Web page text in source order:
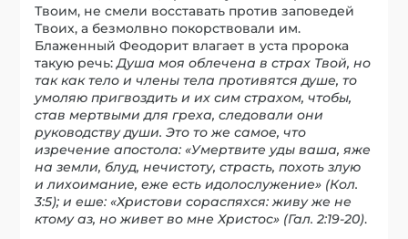
Твоим, не смели восставать против заповедей
Твоих, а безмолвно покорствовали им.
Блаженный Феодорит влагает в уста пророка
такую речь:Душа моя облечена в страх Твой, но
так как тело и члены тела противятся душе, то
умоляю пригвоздить и их сим страхом, чтобы,
став мертвыми для греха, следовали они
руководству души. Это то же самое, что
изречение апостола: «Умертвите уды ваша, яже
на земли, блуд, нечистоту, страсть, похоть злую
и лихоимание, еже есть идолослужение» (Кол.
3:5); и еше: «Христови сораспяхся: живу же не
ктому аз, но живет во мне Христос» (Гал. 2:19-20).